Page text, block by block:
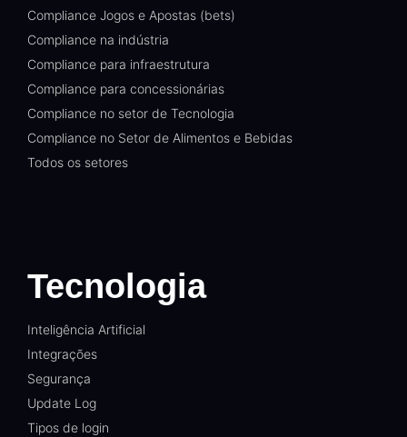
Compliance Jogos e Apostas (bets)
Compliance na indústria
Compliance para infraestrutura
Compliance para concessionárias
Compliance no setor de Tecnologia
Compliance no Setor de Alimentos e Bebidas
Todos os setores
Tecnologia
Inteligência Artificial
Integrações
Segurança
Update Log
Tipos de login